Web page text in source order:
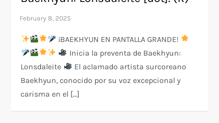
¡BAEKHYUN EN PANTALLA GRANDE!
Inicia la preventa de Baekhyun:
Lonsdaleite
El aclamado artista surcoreano
Baekhyun, conocido por su voz excepcional y
carisma en el […]